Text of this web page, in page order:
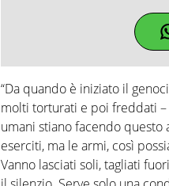
“Da quando è iniziato il
molti torturati e poi freddati –
umani stiano facendo questo
eserciti, ma le armi, così
Vanno lasciati soli, tagliati